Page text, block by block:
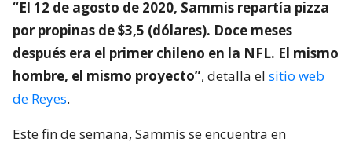
“El 12 de agosto de 2020, Sammis repartía pizza
por propinas de $3,5 (dólares). Doce meses
después era el primer chileno en la NFL. El mismo
hombre, el mismo proyecto”, detalla el sitio web
de Reyes.
Este fin de semana, Sammis se encuentra en